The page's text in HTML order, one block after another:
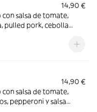
14,90 €
salsa de tomate,
pulled pork, cebolla
14,90 €
salsa de tomate,
pepperoni y salsa